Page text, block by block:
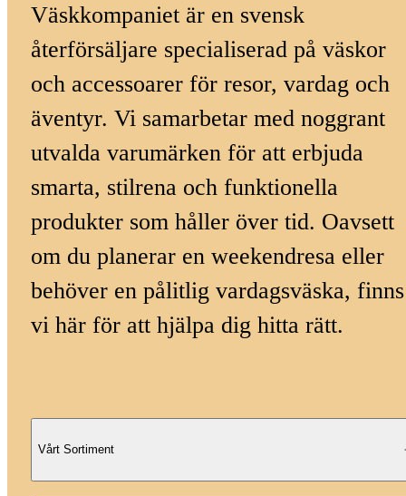
Väskkompaniet är en svensk
återförsäljare specialiserad på väskor
och accessoarer för resor, vardag och
äventyr. Vi samarbetar med noggrant
utvalda varumärken för att erbjuda
smarta, stilrena och funktionella
produkter som håller över tid. Oavsett
om du planerar en weekendresa eller
behöver en pålitlig vardagsväska, finns
vi här för att hjälpa dig hitta rätt.
Vårt Sortiment